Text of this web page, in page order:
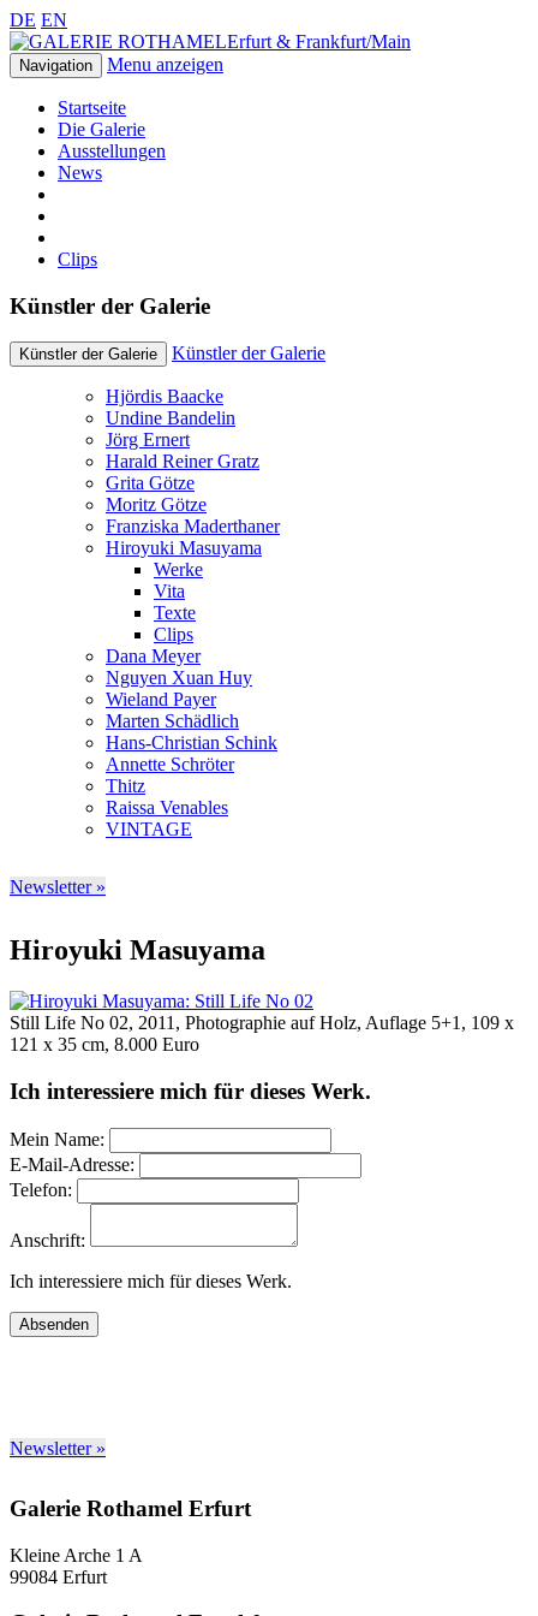
DE EN
Erfurt & Frankfurt/Main
Navigation Menu anzeigen
Startseite
Die Galerie
Ausstellungen
News
Clips
Künstler der Galerie
Künstler der Galerie Künstler der Galerie
Hjördis Baacke
Undine Bandelin
Jörg Ernert
Harald Reiner Gratz
Grita Götze
Moritz Götze
Franziska Maderthaner
Hiroyuki Masuyama
Werke
Vita
Texte
Clips
Dana Meyer
Nguyen Xuan Huy
Wieland Payer
Marten Schädlich
Hans-Christian Schink
Annette Schröter
Thitz
Raissa Venables
VINTAGE
Newsletter »
Hiroyuki Masuyama
Still Life No 02, 2011, Photographie auf Holz, Auflage 5+1, 109 x
121 x 35 cm, 8.000 Euro
Ich interessiere mich für dieses Werk.
Mein Name:
E-Mail-Adresse:
Telefon:
Anschrift:
Ich interessiere mich für dieses Werk.
Absenden
Newsletter »
Galerie Rothamel Erfurt
Kleine Arche 1 A
99084 Erfurt